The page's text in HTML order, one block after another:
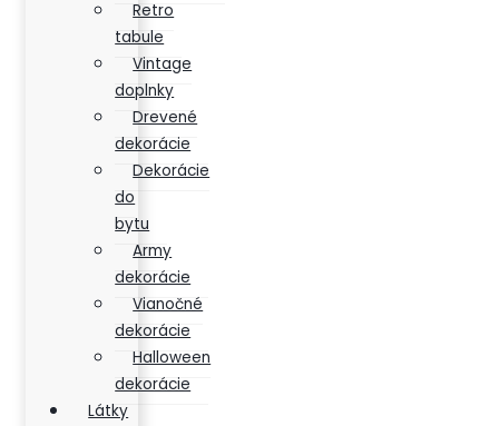
Retro
tabule
Vintage
doplnky
Drevené
dekorácie
Dekorácie
do
bytu
Army
dekorácie
Vianočné
dekorácie
Halloween
dekorácie
Látky